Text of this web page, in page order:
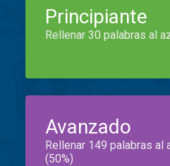
Principiante
Rellenar 30 palabras al
Avanzado
Rellenar 149 palabras al
(50%)